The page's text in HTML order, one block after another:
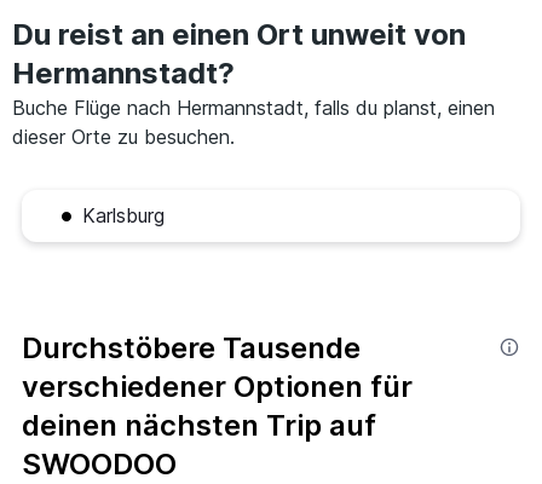
Du reist an einen Ort unweit von
Hermannstadt?
Buche Flüge nach Hermannstadt, falls du planst, einen
dieser Orte zu besuchen.
Karlsburg
Durchstöbere Tausende
verschiedener Optionen für
deinen nächsten Trip auf
SWOODOO